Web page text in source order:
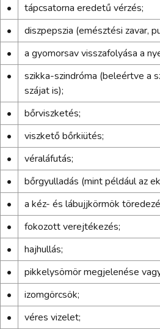
•
tápcsatorna eredetű vérzés;
•
diszpepszia (emésztési zavar,
•
a gyomorsav visszafolyása a
•
szikka-szindróma (beleértve a
szájat is);
•
bőrviszketés;
•
viszkető bőrkiütés;
•
véraláfutás;
•
bőrgyulladás (mint például az
•
a kéz- és lábujjkörmök
•
fokozott verejtékezés;
•
hajhullás;
•
pikkelysömör megjelenése
•
izomgörcsök;
•
véres vizelet;